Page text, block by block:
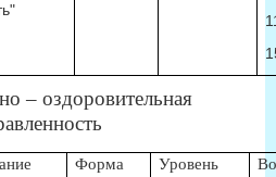
– оздоровительная
Форма
Уровень